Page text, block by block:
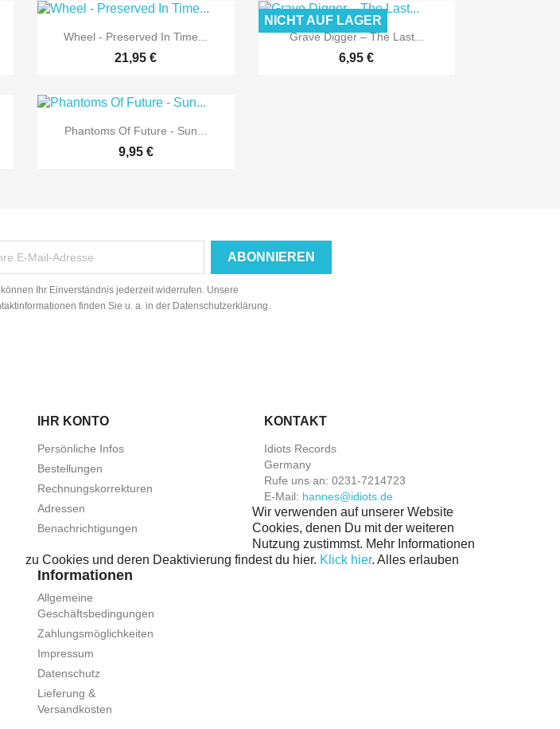
 Vorschau
Wheel - Preserved In Time...
21,95 €
 Vorschau
Grave Digger ‎– The Last...
6,95 €
NICHT AUF LAGER
 Vorschau
Phantoms Of Future - Sun...
9,95 €
Ihr Einverständnis jederzeit widerrufen. Unsere
finden Sie u. a. in der Datenschutzerklärung.
IHR KONTO
Persönliche Infos
Bestellungen
Rechnungskorrekturen
Adressen
Benachrichtigungen
KONTAKT
Idiots Records
Germany
Rufe uns an: 0231-7214723
E-Mail: hannes@idiots.de
Wir verwenden auf unserer Website
Cookies, denen Du mit der weiteren
Nutzung zustimmst. Mehr Informationen
zu Cookies und deren Deaktivierung findest du hier. Klick hier. Alles erlauben
Informationen
Allgemeine
Geschäftsbedingungen
Zahlungsmöglichkeiten
Impressum
Datenschutz
Lieferung &
Versandkosten